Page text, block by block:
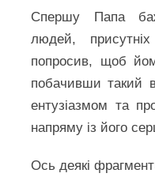
Спершу Папа
людей,
попросив, щоб
побачивши такий
ентузіазмом та
напряму із його
Ось деякі